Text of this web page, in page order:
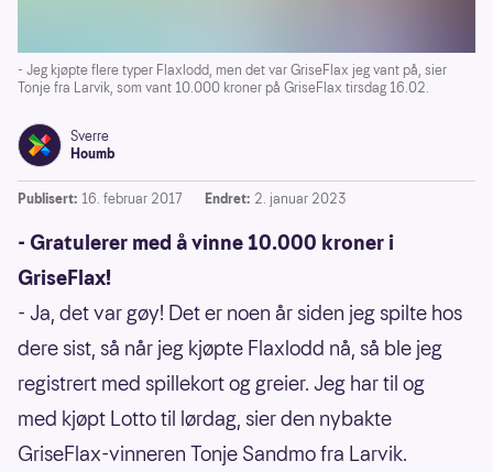
- Jeg kjøpte flere typer Flaxlodd, men det var GriseFlax jeg vant på, sier
Tonje fra Larvik, som vant 10.000 kroner på GriseFlax tirsdag 16.02.
Sverre
Houmb
Publisert: 16. februar 2017 Endret: 2. januar 2023
- Gratulerer med å vinne 10.000 kroner i
GriseFlax!
- Ja, det var gøy! Det er noen år siden jeg spilte hos
dere sist, så når jeg kjøpte Flaxlodd nå, så ble jeg
registrert med spillekort og greier. Jeg har til og
med kjøpt Lotto til lørdag, sier den nybakte
GriseFlax-vinneren Tonje Sandmo fra Larvik.